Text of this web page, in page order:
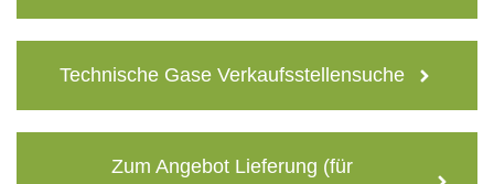
Technische Gase Verkaufsstellensuche
Zum Angebot Lieferung (für